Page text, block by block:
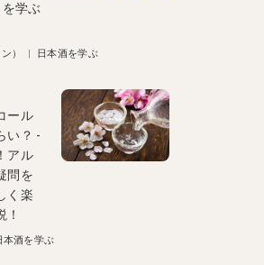
学ぶ
） | 日本酒を学ぶ
ール
い？ -
アル
問を
く楽
！
本酒を学ぶ